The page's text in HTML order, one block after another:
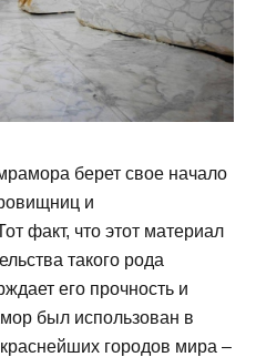
берет свое начало
и
факт, что этот материал
такого рода
его прочность и
был использован в
городов мира –